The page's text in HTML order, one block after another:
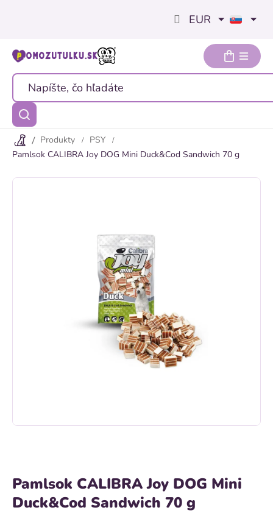
EUR
Produkty
PSY
Pamlsok CALIBRA Joy DOG Mini Duck&Cod Sandwich 70 g
Pamlsok CALIBRA Joy DOG Mini
Duck&Cod Sandwich 70 g